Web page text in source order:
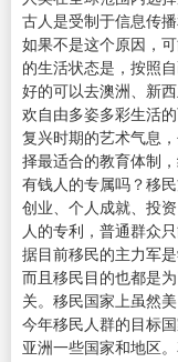
古人是受制于信息传
如果不是这个原因，
的生活状态是，按照
好的可以去澳洲、新
欢自由多姿多彩生活
复兴时期的艺术气息
择最适合的教育体制
有钱人的专属吗？移
创业、个人成就、投
人的专利，普通群众
据目前移民的主力军
而且移民目的也都是
关。移民国家上虽然
今年移民人群的目标
亚洲一些国家和地区